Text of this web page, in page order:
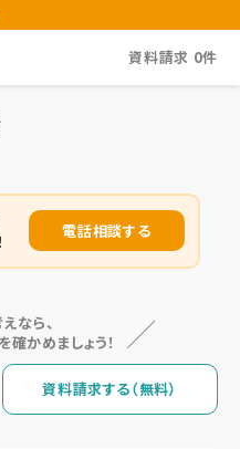
資料請求 0件
電話相談する
なら、
かめましょう！
資料請求する（無料）